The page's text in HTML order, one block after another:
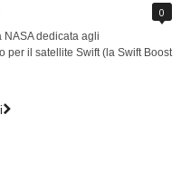
0
dedicata agli
per il satellite Swift (la Swift Boost